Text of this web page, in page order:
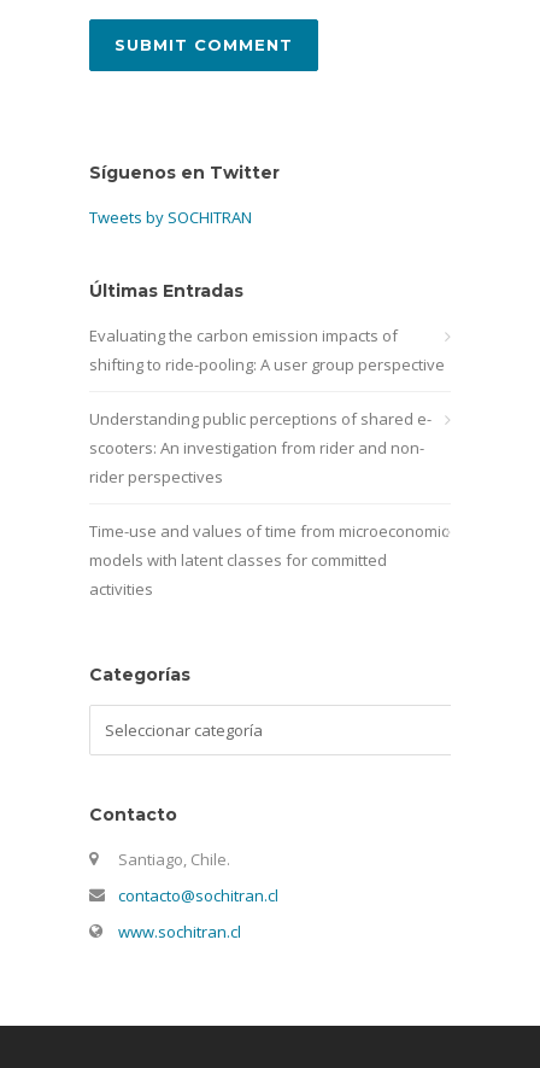
Síguenos en Twitter
Tweets by SOCHITRAN
Últimas Entradas
Evaluating the carbon emission impacts of
shifting to ride-pooling: A user group perspective
Understanding public perceptions of shared e-
scooters: An investigation from rider and non-
rider perspectives
Time-use and values of time from microeconomic
models with latent classes for committed
activities
Categorías
Contacto
Santiago, Chile.
contacto@sochitran.cl
www.sochitran.cl